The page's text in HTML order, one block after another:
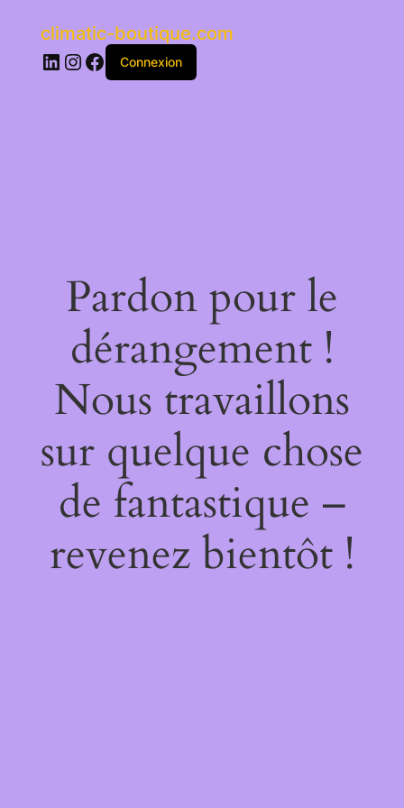
climatic-boutique.com
LinkedIn
Instagram
Facebook
Connexion
Pardon pour le
dérangement !
Nous travaillons
sur quelque chose
de fantastique –
revenez bientôt !